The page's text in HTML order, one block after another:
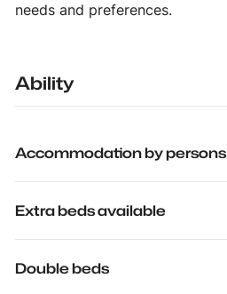
needs and preferences.
Ability
Accommodation by persons
Extra beds available
Double beds